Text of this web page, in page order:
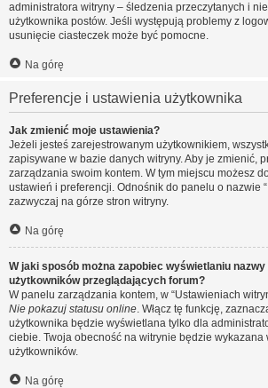
administratora witryny – śledzenia przeczytanych i
użytkownika postów. Jeśli występują problemy z
usunięcie ciasteczek może być pomocne.
Na górę
Preferencje i ustawienia użytkownika
Jak zmienić moje ustawienia?
Jeżeli jesteś zarejestrowanym użytkownikiem,
zapisywane w bazie danych witryny. Aby je zmienić,
zarządzania swoim kontem. W tym miejscu możesz
ustawień i preferencji. Odnośnik do panelu o nazwie
zazwyczaj na górze stron witryny.
Na górę
W jaki sposób można zapobiec wyświetlaniu
użytkowników przeglądających forum?
W panelu zarządzania kontem, w “Ustawieniach
Nie pokazuj statusu online. Włącz tę funkcję,
użytkownika będzie wyświetlana tylko dla
ciebie. Twoja obecność na witrynie będzie wykazana
użytkowników.
Na górę